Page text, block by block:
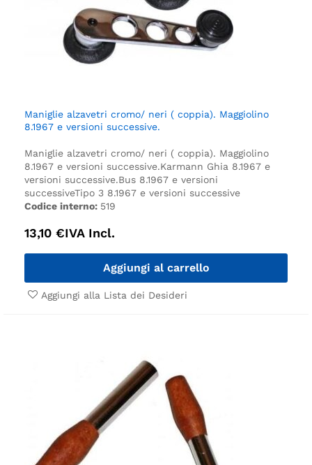
Maniglie alzavetri cromo/ neri ( coppia). Maggiolino
8.1967 e versioni successive.
Maniglie alzavetri cromo/ neri ( coppia). Maggiolino
8.1967 e versioni successive.Karmann Ghia 8.1967 e
versioni successive.Bus 8.1967 e versioni
successiveTipo 3 8.1967 e versioni successive
Codice interno: 519
13,10 €IVA Incl.
Aggiungi al carrello
Aggiungi alla Lista dei Desideri